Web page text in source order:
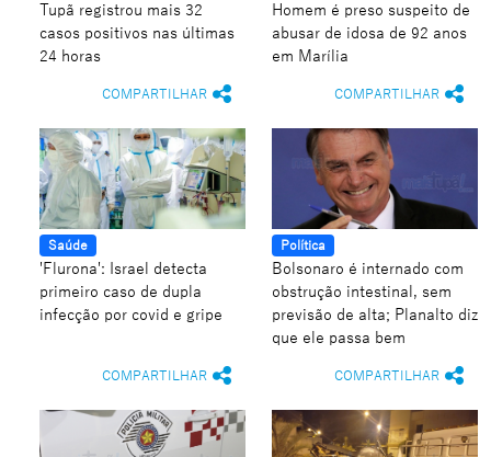
Tupã registrou mais 32
casos positivos nas últimas
24 horas
COMPARTILHAR
Homem é preso suspeito de
abusar de idosa de 92 anos
em Marília
COMPARTILHAR
Saúde
'Flurona': Israel detecta
primeiro caso de dupla
infecção por covid e gripe
COMPARTILHAR
Política
Bolsonaro é internado com
obstrução intestinal, sem
previsão de alta; Planalto diz
que ele passa bem
COMPARTILHAR